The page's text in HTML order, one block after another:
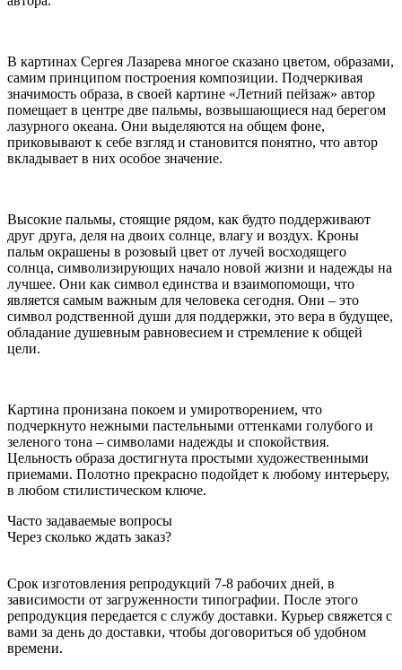
В картинах Сергея Лазарева многое сказано цветом, образами,
самим принципом построения композиции. Подчеркивая
значимость образа, в своей картине «Летний пейзаж» автор
помещает в центре две пальмы, возвышающиеся над берегом
лазурного океана. Они выделяются на общем фоне,
приковывают к себе взгляд и становится понятно, что автор
вкладывает в них особое значение.
Высокие пальмы, стоящие рядом, как будто поддерживают
друг друга, деля на двоих солнце, влагу и воздух. Кроны
пальм окрашены в розовый цвет от лучей восходящего
солнца, символизирующих начало новой жизни и надежды на
лучшее. Они как символ единства и взаимопомощи, что
является самым важным для человека сегодня. Они – это
символ родственной души для поддержки, это вера в будущее,
обладание душевным равновесием и стремление к общей
цели.
Картина пронизана покоем и умиротворением, что
подчеркнуто нежными пастельными оттенками голубого и
зеленого тона – символами надежды и спокойствия.
Цельность образа достигнута простыми художественными
приемами. Полотно прекрасно подойдет к любому интерьеру,
в любом стилистическом ключе.
Часто задаваемые вопросы
Через сколько ждать заказ?
Срок изготовления репродукций 7-8 рабочих дней, в
зависимости от загруженности типографии. После этого
репродукция передается с службу доставки. Курьер свяжется с
вами за день до доставки, чтобы договориться об удобном
времени.